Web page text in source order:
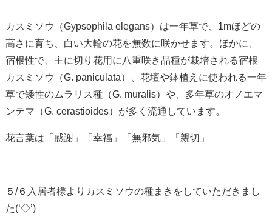
カスミソウ（Gypsophila elegans）は一年草で、1mほどの
高さに育ち、白い大輪の花を無数に咲かせます。ほかに、
宿根性で、主に切り花用に八重咲き品種が栽培される宿根
カスミソウ（G. paniculata）、花壇や鉢植えに使われる一年
草で矮性のムラリス種（G. muralis）や、多年草のオノエマ
ンテマ（G. cerastioides）が多く流通しています。
花言葉は「感謝」「幸福」「無邪気」「親切」
５/６入居者様よりカスミソウの種まきをしていただきまし
た(‘◇’)